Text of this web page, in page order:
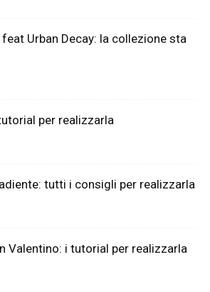
Urban Decay: la collezione sta
per realizzarla
tutti i consigli per realizzarla
Valentino: i tutorial per realizzarla